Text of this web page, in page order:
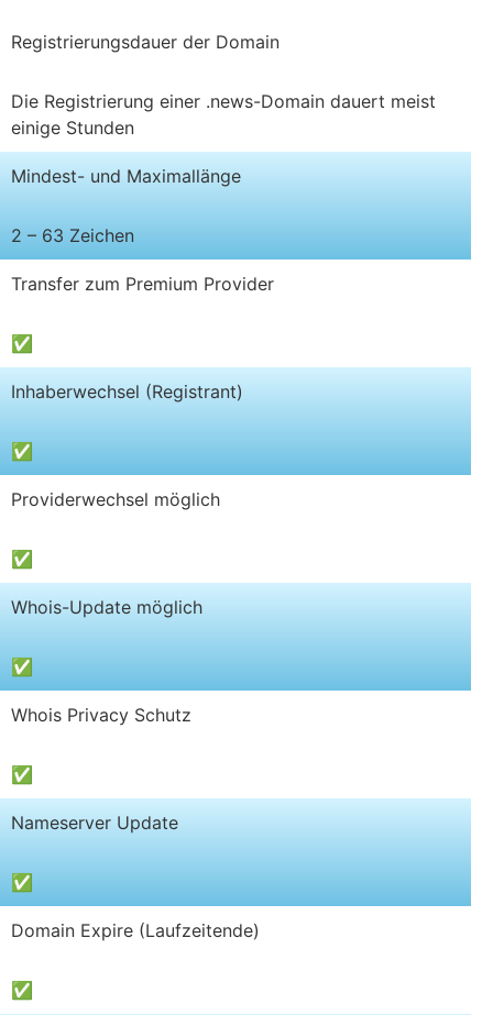
Registrierungsdauer der Domain
Die Registrierung einer .news-Domain dauert meist
einige Stunden
Mindest- und Maximallänge
2 – 63 Zeichen
Transfer zum Premium Provider
✅
Inhaberwechsel (Registrant)
✅
Providerwechsel möglich
✅
Whois-Update möglich
✅
Whois Privacy Schutz
✅
Nameserver Update
✅
Domain Expire (Laufzeitende)
✅